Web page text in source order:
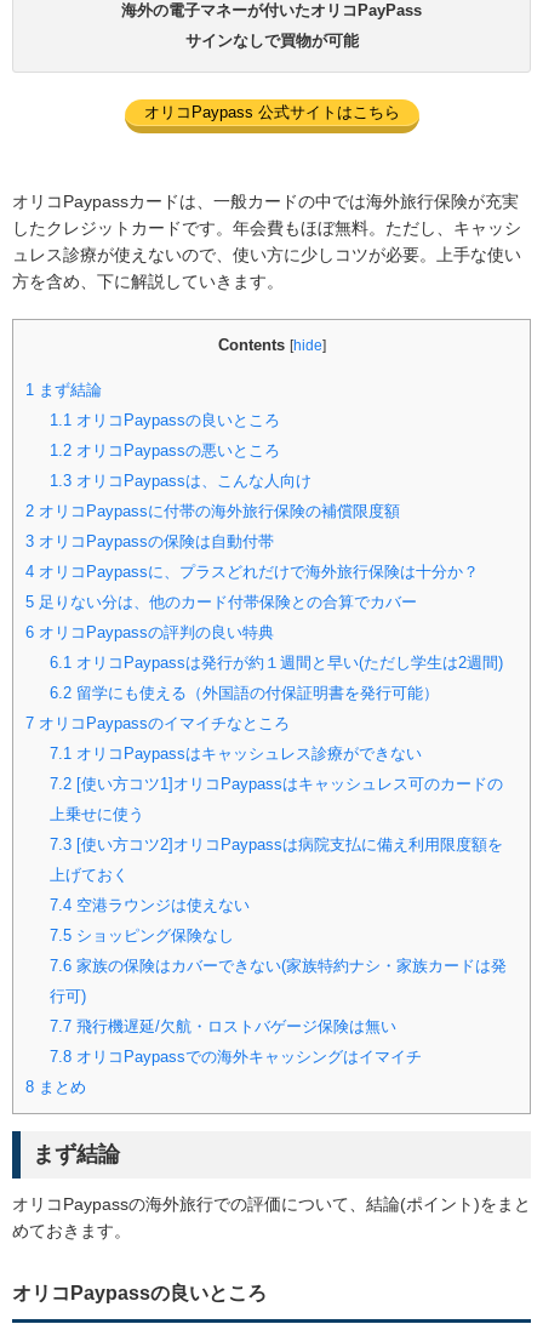
海外の電子マネーが付いたオリコPayPass
サインなしで買物が可能
オリコPaypass 公式サイトはこちら
オリコPaypassカードは、一般カードの中では海外旅行保険が充実
したクレジットカードです。年会費もほぼ無料。ただし、キャッシ
ュレス診療が使えないので、使い方に少しコツが必要。上手な使い
方を含め、下に解説していきます。
Contents [hide]
1 まず結論
1.1 オリコPaypassの良いところ
1.2オリコPaypassの悪いところ
1.3オリコPaypassは、こんな人向け
2 オリコPaypassに付帯の海外旅行保険の補償限度額
3 オリコPaypassの保険は自動付帯
4 オリコPaypassに、プラスどれだけで海外旅行保険は十分か？
5 足りない分は、他のカード付帯保険との合算でカバー
6 オリコPaypassの評判の良い特典
6.1 オリコPaypassは発行が約１週間と早い(ただし学生は2週間)
6.2留学にも使える（外国語の付保証明書を発行可能）
7 オリコPaypassのイマイチなところ
7.1 オリコPaypassはキャッシュレス診療ができない
7.2[使い方コツ1]オリコPaypassはキャッシュレス可のカードの
上乗せに使う
7.3[使い方コツ2]オリコPaypassは病院支払に備え利用限度額を
上げておく
7.4空港ラウンジは使えない
7.5ショッピング保険なし
7.6家族の保険はカバーできない(家族特約ナシ・家族カードは発
行可)
7.7飛行機遅延/欠航・ロストバゲージ保険は無い
7.8オリコPaypassでの海外キャッシングはイマイチ
8 まとめ
まず結論
オリコPaypassの海外旅行での評価について、結論(ポイント)をまと
めておきます。
オリコPaypassの良いところ